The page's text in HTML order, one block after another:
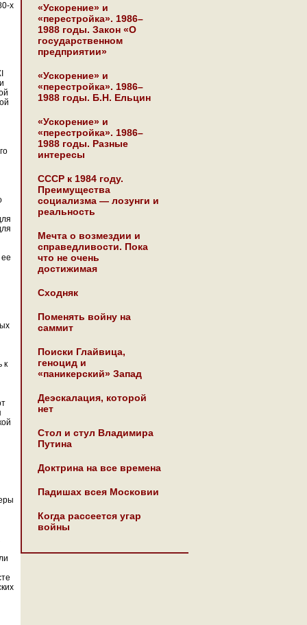
х
к
«Ускорение» и
«перестройка». 1986–
1988 годы. Закон «О
государственном
предприятии»
«Ускорение» и
«перестройка». 1986–
1988 годы. Б.Н. Ельцин
«Ускорение» и
«перестройка». 1986–
1988 годы. Разные
интересы
СССР к 1984 году.
Преимущества
социализма — лозунги и
реальность
Мечта о возмездии и
справедливости. Пока
что не очень
достижимая
Сходняк
Поменять войну на
саммит
Поиски Глайвица,
геноцид и
«паникерский» Запад
Деэскалация, которой
нет
Стол и стул Владимира
Путина
Доктрина на все времена
Падишах всея Московии
Когда рассеется угар
войны